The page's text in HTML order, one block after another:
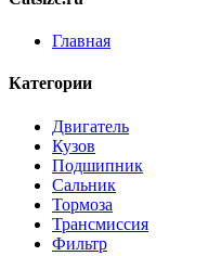
Главная
Категории
Двигатель
Кузов
Подшипник
Сальник
Тормоза
Трансмиссия
Фильтр